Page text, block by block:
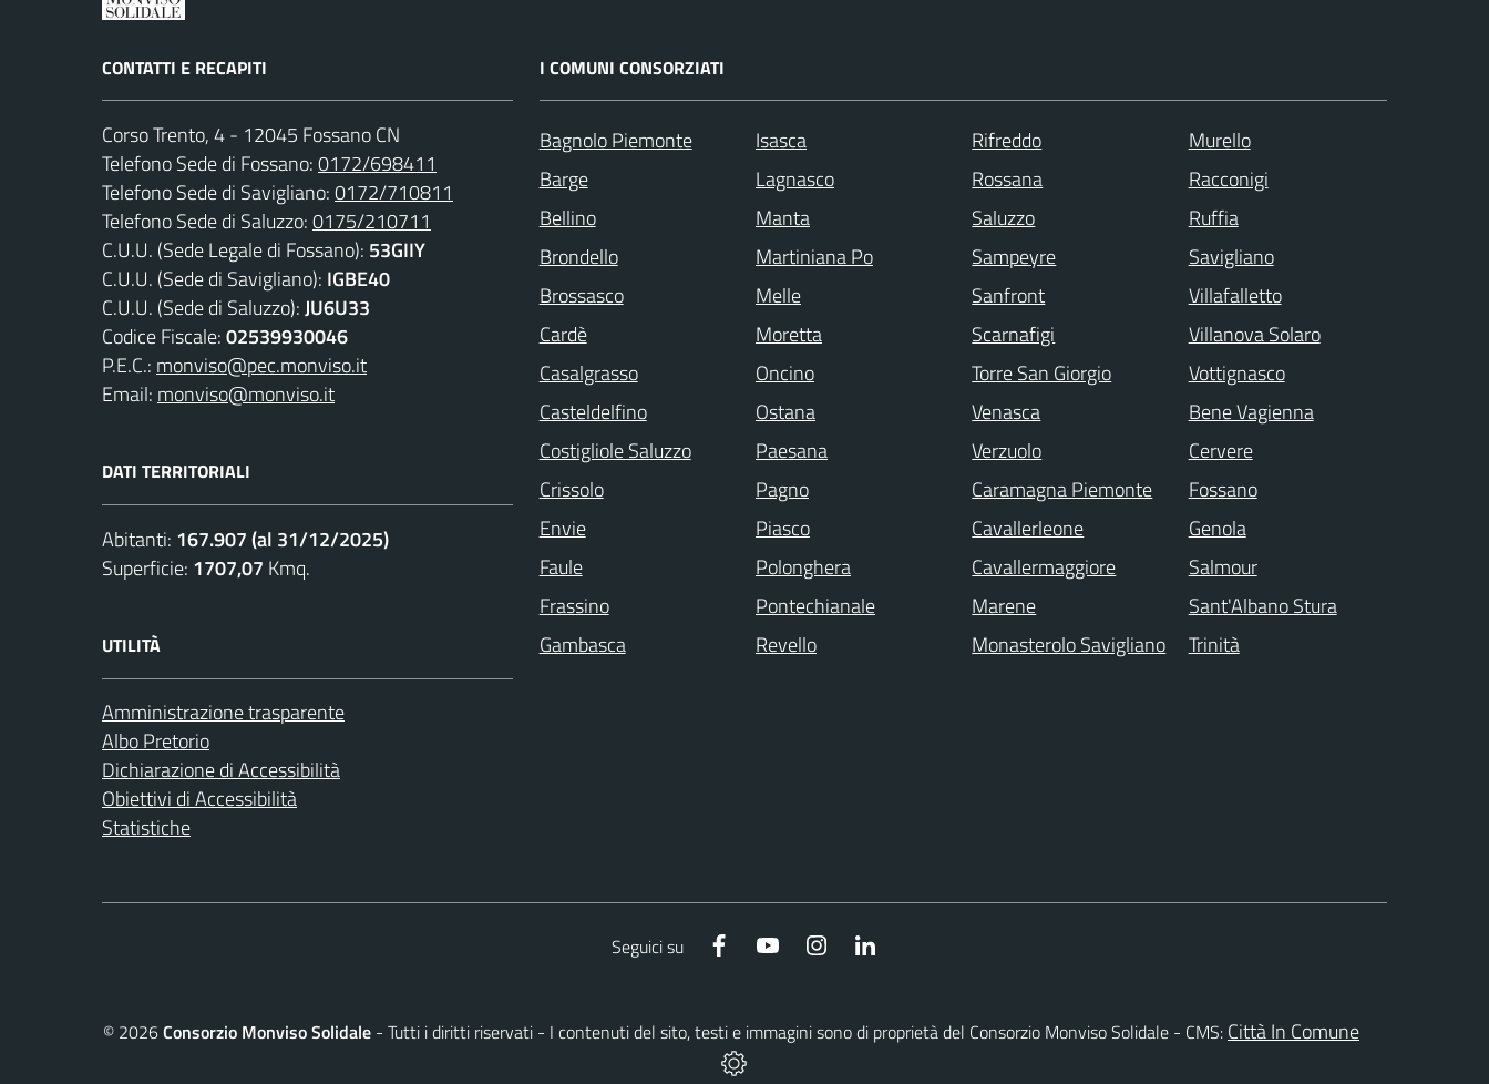
CONTATTI E RECAPITI
Corso Trento, 4 - 12045 Fossano CN
Telefono Sede di Fossano:0172/698411
Telefono Sede di Savigliano:0172/710811
Telefono Sede di Saluzzo:0175/210711
C.U.U. (Sede Legale di Fossano): 53GIIY
C.U.U. (Sede di Savigliano): IGBE40
C.U.U. (Sede di Saluzzo):JU6U33
Codice Fiscale:02539930046
P.E.C.: monviso@pec.monviso.it
Email: monviso@monviso.it
DATI TERRITORIALI
Abitanti: 167.907 (al 31/12/2025)
Superficie: 1707,07 Kmq.
UTILITÀ
Amministrazione trasparente
Albo Pretorio
Dichiarazione di Accessibilità
Obiettivi di Accessibilità
Statistiche
I COMUNI CONSORZIATI
Bagnolo Piemonte
Barge
Bellino
Brondello
Brossasco
Cardè
Casalgrasso
Casteldelfino
Costigliole Saluzzo
Crissolo
Envie
Faule
Frassino
Gambasca
Isasca
Lagnasco
Manta
Martiniana Po
Melle
Moretta
Oncino
Ostana
Paesana
Pagno
Piasco
Polonghera
Pontechianale
Revello
Rifreddo
Rossana
Saluzzo
Sampeyre
Sanfront
Scarnafigi
Torre San Giorgio
Venasca
Verzuolo
Caramagna Piemonte
Cavallerleone
Cavallermaggiore
Marene
Monasterolo Savigliano
Murello
Racconigi
Ruffia
Savigliano
Villafalletto
Villanova Solaro
Vottignasco
Bene Vagienna
Cervere
Fossano
Genola
Salmour
Sant'Albano Stura
Trinità
Seguici su FacebookYouTube Instagram
© 2026Consorzio Monviso Solidale - Tutti i diritti riservati - I contenuti del sito, testi e immagini sono di proprietà del Consorzio Monviso Solidale - CMS: Città In Comune